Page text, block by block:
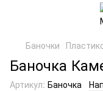
Баночки
Баночка
Артикул: Баночка